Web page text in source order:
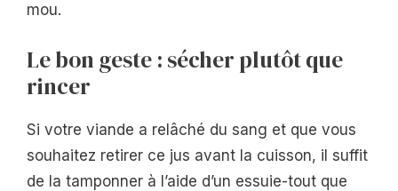
mou.
Le bon geste : sécher plutôt que
rincer
Si votre viande a relâché du sang et que vous
souhaitez retirer ce jus avant la cuisson, il suffit
de la tamponner à l’aide d’un essuie-tout que